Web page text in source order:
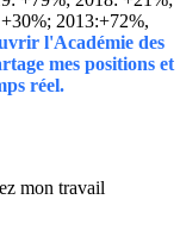
2013:+72%,
l'Académie des
mes positions et
réel.
mon travail